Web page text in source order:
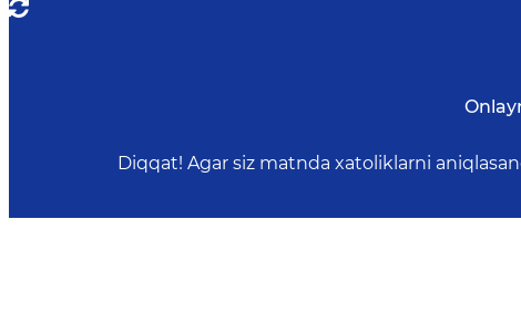
Diqqat! Agar siz matnda xatoliklarni